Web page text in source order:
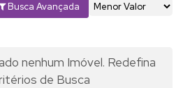
Busca Avançada
nenhum Imóvel. Redefina
de Busca